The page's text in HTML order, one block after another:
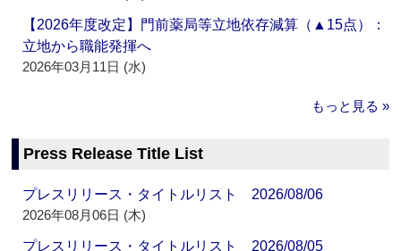
【2026年度改定】門前薬局等立地依存減算（▲15点）：
立地から職能発揮へ
2026年03月11日 (水)
もっと見る »
Press Release Title List
プレスリリース・タイトルリスト 2026/08/06
2026年08月06日 (木)
プレスリリース・タイトルリスト 2026/08/05